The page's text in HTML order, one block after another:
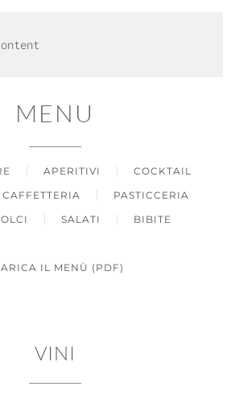
MENU
APERITIVI
COCKTAIL
CAFFETTERIA
PASTICCERIA
SALATI BIBITE
IL MENÙ (PDF)
VINI